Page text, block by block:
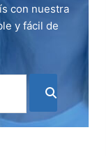
con nuestra
y fácil de